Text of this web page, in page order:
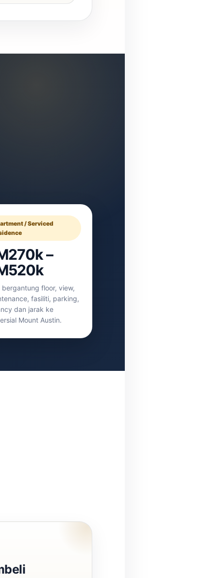
/ Serviced
–
bergantung floor, view,
fasiliti, parking,
dan jarak ke
Mount Austin.